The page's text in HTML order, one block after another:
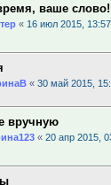
ваше слово!
« 16 июл 2015, 13:57
« 30 май 2015,
вручную
« 20 апр 2015,